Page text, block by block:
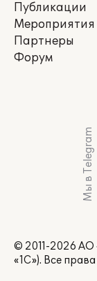
Публикации
Мероприятия
Партнеры
Форум
Мы в Telegram
© 2011-2026 АО
«1С»). Все